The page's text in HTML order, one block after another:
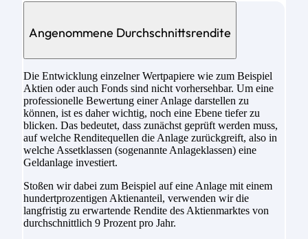
Angenommene Durchschnittsrendite
Die Entwicklung einzelner Wertpapiere wie zum Beispiel
Aktien oder auch Fonds sind nicht vorhersehbar. Um eine
professionelle Bewertung einer Anlage darstellen zu
können, ist es daher wichtig, noch eine Ebene tiefer zu
blicken. Das bedeutet, dass zunächst geprüft werden muss,
auf welche Renditequellen die Anlage zurückgreift, also in
welche Assetklassen (sogenannte Anlageklassen) eine
Geldanlage investiert.
Stoßen wir dabei zum Beispiel auf eine Anlage mit einem
hundertprozentigen Aktienanteil, verwenden wir die
langfristig zu erwartende Rendite des Aktienmarktes von
durchschnittlich 9 Prozent pro Jahr.